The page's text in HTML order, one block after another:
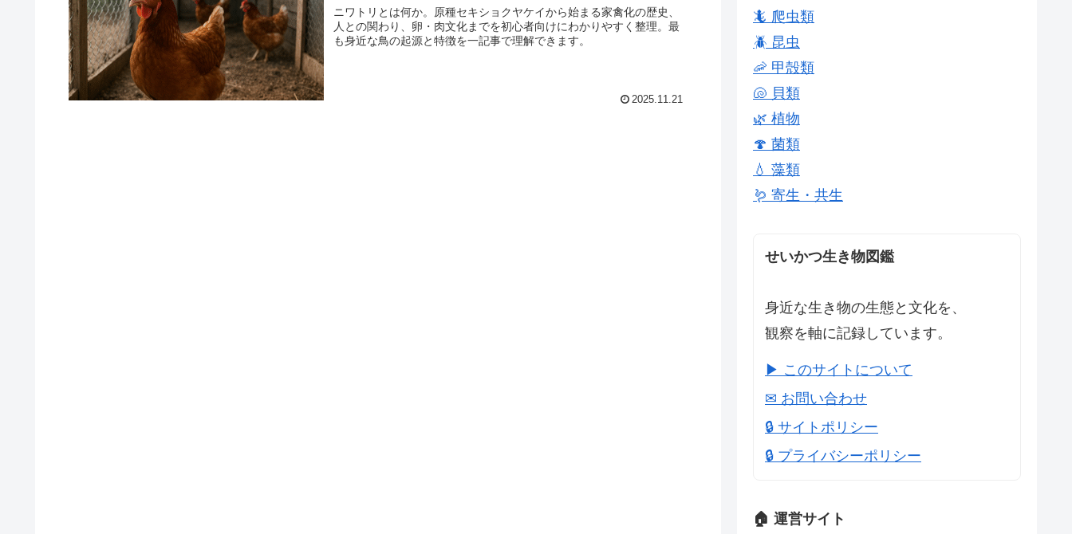
ニワトリとは何か。原種セキショクヤケイから始まる家禽化の歴史、
人との関わり、卵・肉文化までを初心者向けにわかりやすく整理。最
も身近な鳥の起源と特徴を一記事で理解できます。
2025.11.21
🦎 爬虫類
🪲 昆虫
🦐 甲殻類
🐚 貝類
🌿 植物
🍄 菌類
💧 藻類
🪱 寄生・共生
せいかつ生き物図鑑
身近な生き物の生態と文化を、
観察を軸に記録しています。
▶ このサイトについて
✉ お問い合わせ
🔒 サイトポリシー
🔒 プライバシーポリシー
🏠 運営サイト